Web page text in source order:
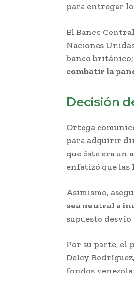
para entregar
El Banco
Naciones
banco británico;
combatir la
Decisión
Ortega
para adquirir
que éste era
enfatizó que las
Asimismo,
sea neutral e
supuesto
Por su parte, el
Delcy
fondos